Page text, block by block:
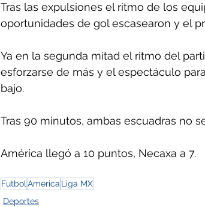
Tras las expulsiones el ritmo de los
oportunidades de gol escasearon y el
Ya en la segunda mitad el ritmo del
esforzarse de más y el espectáculo
bajo.
Tras 90 minutos, ambas escuadras no
América llegó a 10 puntos, Necaxa a 7.
FutbolAmerica Liga MX
Deportes